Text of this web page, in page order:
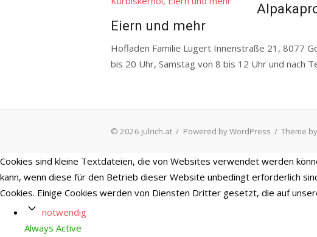
Eiern und mehr
Hofladen Familie Lugert Innenstraße 21, 8077
bis 20 Uhr, Samstag von 8 bis 12 Uhr und nach
© 2026 julrich.at / Powered by WordPress / Theme
Cookies sind kleine Textdateien, die von Websites verwendet werden
kann, wenn diese für den Betrieb dieser Website unbedingt erforderlich
Cookies. Einige Cookies werden von Diensten Dritter gesetzt, die auf
notwendig
Always Active